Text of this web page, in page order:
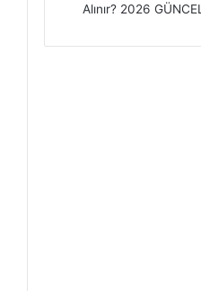
Alınır? 2026 GÜNCEL